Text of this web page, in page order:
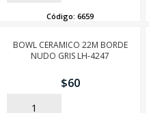
Código:6659
BOWL CERAMICO 22M BORDE
NUDO GRIS LH-4247
$60
AÑADIR